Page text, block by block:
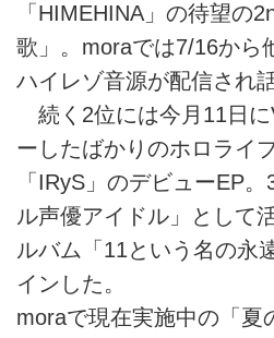
「HIMEHINA」の待望の
歌」。moraでは7/16から
ハイレゾ音源が配信され
続く2位には今月11日に
ーしたばかりのホロライ
「IRyS」のデビューEP
ル声優アイドル」として
ルバム「11という名の永
インした。
moraで現在実施中の「夏